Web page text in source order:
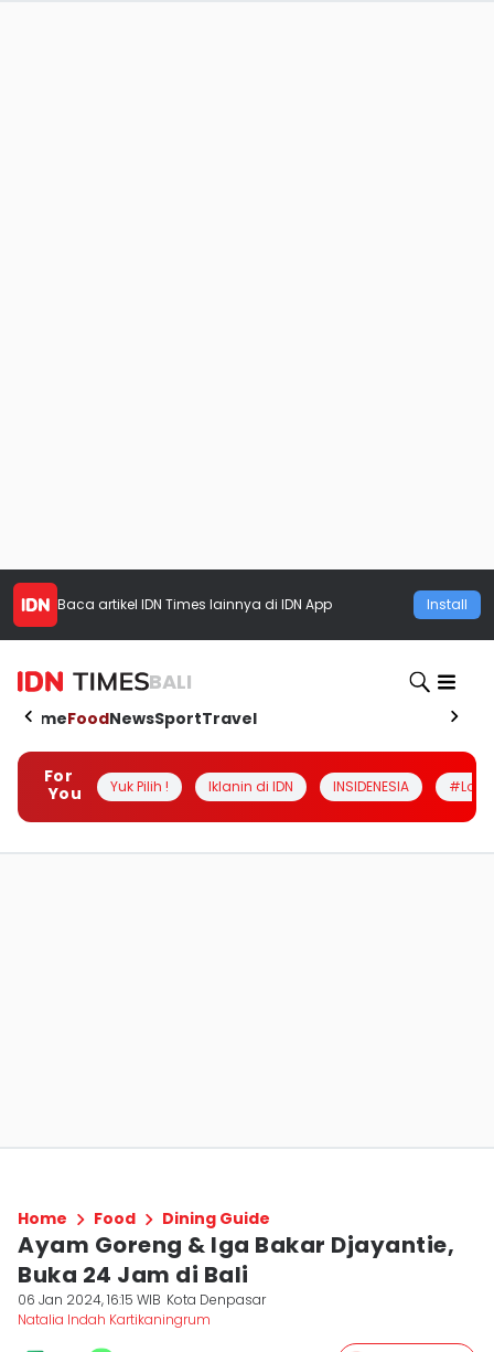
Baca artikel IDN Times lainnya di IDN App Install
BALI
HomeFoodNewsSportTravel
For
You
Yuk Pilih ! Iklanin di IDN INSIDENESIA
Home Food Dining Guide
Ayam Goreng & Iga Bakar Djayantie,
Buka 24 Jam di Bali
06 Jan 2024, 16:15 WIB Kota Denpasar
Natalia Indah Kartikaningrum